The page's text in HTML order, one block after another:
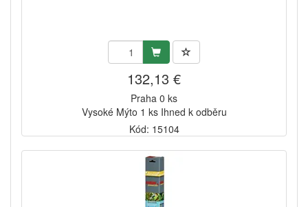
132,13 €
Praha 0 ks
Vysoké Mýto 1 ks Ihned k odběru
Kód: 15104